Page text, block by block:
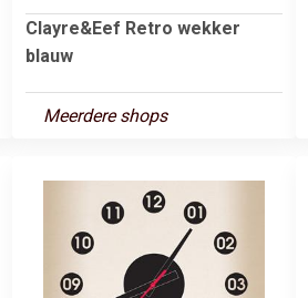
Clayre&Eef Retro wekker
blauw
Meerdere shops